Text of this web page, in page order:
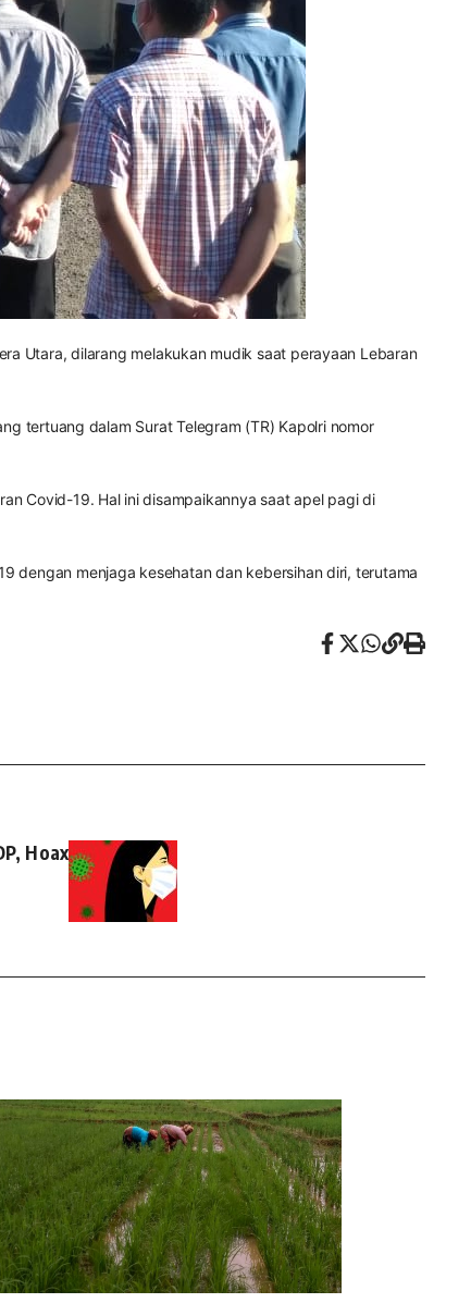
Utara, dilarang melakukan mudik saat perayaan Lebaran
tertuang dalam Surat Telegram (TR) Kapolri nomor
Covid-19. Hal ini disampaikannya saat apel pagi di
dengan menjaga kesehatan dan kebersihan diri, terutama
Hoax